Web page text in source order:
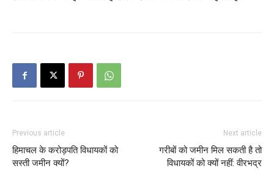
Previous article
हिमाचल के करोड़पति विधायकों को
सस्ती जमीन क्यों?
Next article
गरीबों को जमीन मिल सकती है तो
विधायकों को क्यों नहीं: वीरभद्र